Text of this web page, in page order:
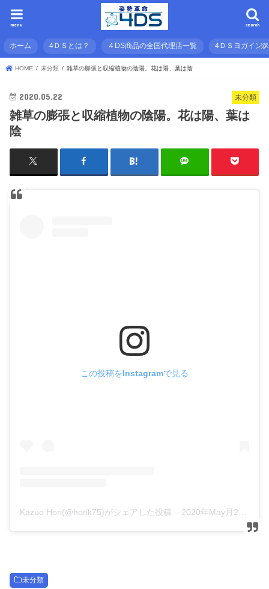
search
menu
ホーム 4ＤＳとは？ ４DS商品の全国代理店一覧 4ＤＳヨガイン
HOME 未分類 雑草の膨張と収縮植物の陰陽。花は陽、葉は陰
未分類
2020.05.22
雑草の膨張と収縮植物の陰陽。花は陽、葉は
陰
この投稿をInstagramで見る
Kazuo Hori(@horik75)がシェアした投稿 – 2020年May月21日pm9時42分PDT
未分類